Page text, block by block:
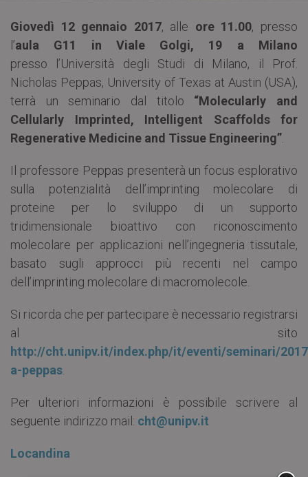
Giovedì 12 gennaio 2017, alle ore 11.00, presso
l’aula G11 in Viale Golgi, 19 a Milano
presso l’Università degli Studi di Milano, il Prof.
Nicholas Peppas, University of Texas at Austin (USA),
terrà un seminario dal titolo “Molecularly and
Cellularly Imprinted, Intelligent Scaffolds for
Regenerative Medicine and Tissue Engineering”
Il professore Peppas presenterà un focus esplorativo
sulla potenzialità dell’imprinting molecolare di
proteine per lo sviluppo di un supporto
tridimensionale bioattivo con riconoscimento
molecolare per applicazioni nell’ingegneria tissutale,
basato sugli approcci più recenti nel campo
dell’imprinting molecolare di macromolecole.
Si ricorda che per partecipare è necessario registrarsi
al sito
http://cht.unipv.it/index.php/it/eventi/seminari/
a-peppas
Per ulteriori informazioni è possibile scrivere al
seguente indirizzo mail: cht@unipv.it
Locandina